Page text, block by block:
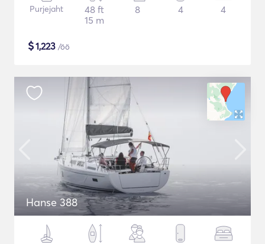
Purjejaht
48 ft
15 m
8 4 4
$1,223 /öö
Hanse 388